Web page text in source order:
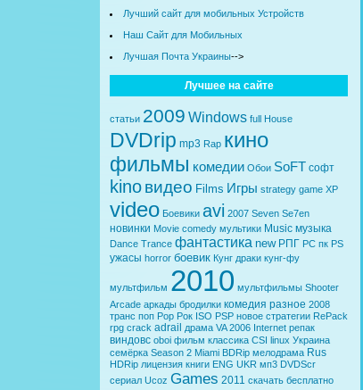
Лучший сайт для мобильных Устройств
Наш Сайт для Мобильных
Лучшая Почта Украины-->
Лучшее на сайте
статьи 2009 Windows full House
DVDrip mp3 Rap кино
фильмы комедии Обои SoFT софт
kinoвидео Films Игры strategy game XP
video Боевики avi 2007 Seven Se7en
новинки Movie comedy мультики Music музыка
Dance Trance фантастика new РПГ PC пк PS
ужасы horror боевик Кунг драки кунг-фу
мультфильм 2010 мультфильмы Shooter
Arcade аркады бродилки комедия разное 2008
транс поп Pop Рок ISO PSP новое стратегии RePack
rpg crack adrail драма VA 2006 Internet репак
виндовс oboi фильм классика CSI linux Украина
семёрка Season 2 Miami BDRip мелодрама Rus
HDRip лицензия книги ENG UKR мп3 DVDScr
сериал Ucoz Games 2011 скачать бесплатно